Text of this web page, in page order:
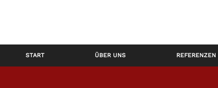
START ÜBER UNS REFERENZEN